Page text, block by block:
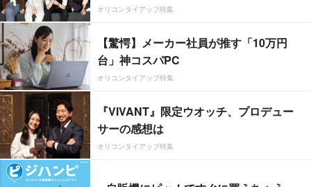
オリコンタイアップ特集
【驚愕】メーカー社員が推す「10万円
台」神コスパPC
オリコンタイアップ特集
『VIVANT』限定ウオッチ、プロデュー
サーの感想は
オリコンタイアップ特集